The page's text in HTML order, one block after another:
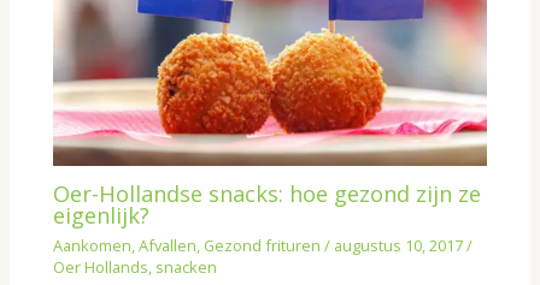
Oer-Hollandse snacks: hoe gezond zijn ze
eigenlijk?
Aankomen,Afvallen, Gezond frituren / augustus 10, 2017/
Oer Hollands, snacken